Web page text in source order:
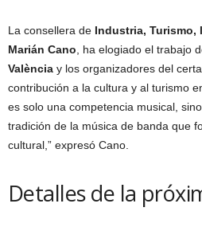
La consellera de Industria, Turismo,
Marián Cano, ha elogiado el trabajo
València y los organizadores del
contribución a la cultura y al turismo
es solo una competencia musical,
tradición de la música de banda que
cultural,” expresó Cano.
Detalles de la